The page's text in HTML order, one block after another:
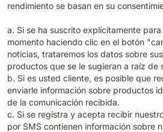
rendimiento se basan en su
a. Si se ha suscrito explícitamente
momento haciendo clic en el botón
noticias, trataremos los datos sobre
productos que se le sugieran a raíz de
b. Si es usted cliente, es posible que
enviarle información sobre productos
de la comunicación recibida.
c. Si se registra y acepta recibir
por SMS contienen información sobre